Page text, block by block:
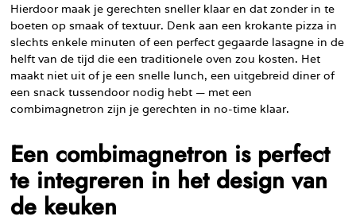
Hierdoor maak je gerechten sneller klaar en dat zonder in te
boeten op smaak of textuur. Denk aan een krokante pizza in
slechts enkele minuten of een perfect gegaarde lasagne in de
helft van de tijd die een traditionele oven zou kosten. Het
maakt niet uit of je een snelle lunch, een uitgebreid diner of
een snack tussendoor nodig hebt — met een
combimagnetron zijn je gerechten in no-time klaar.
Een combimagnetron is perfect
te integreren in het design van
de keuken